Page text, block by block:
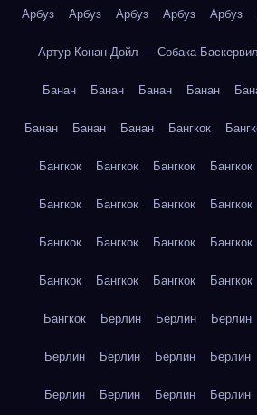
Арбуз Арбуз Арбуз Арбуз Арбуз
Артур Конан Дойл — Собака
Банан Банан Банан Банан
Банан Банан Банан Бангкок
Бангкок Бангкок Бангкок Бангкок
Бангкок Бангкок Бангкок Бангкок
Бангкок Бангкок Бангкок Бангкок
Бангкок Бангкок Бангкок Бангкок
Бангкок Берлин Берлин Берлин
Берлин Берлин Берлин Берлин
Берлин Берлин Берлин Берлин